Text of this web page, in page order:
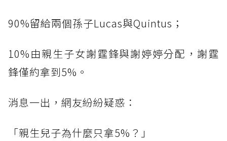
90%留給兩個孫子Lucas與Quintus；
10%由親生子女謝霆鋒與謝婷婷分配，謝霆
鋒僅約拿到5%。
消息一出，網友紛紛疑惑：
「親生兒子為什麼只拿5%？」